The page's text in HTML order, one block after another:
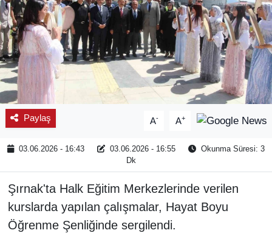
Paylaş A- A+
03.06.2026 - 16:43 03.06.2026 - 16:55
Okunma Süresi: 3
Dk
Şırnak'ta Halk Eğitim Merkezlerinde verilen
kurslarda yapılan çalışmalar, Hayat Boyu
Öğrenme Şenliğinde sergilendi.
ÇEVRE
YAŞAM
BİLİM - TEKNOLOJİ
KADIN
KÜLTÜR SANAT